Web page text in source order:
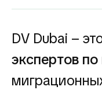
доходность
аренды.
строящуюся
недвижимость
DV Dubai –
экспертов